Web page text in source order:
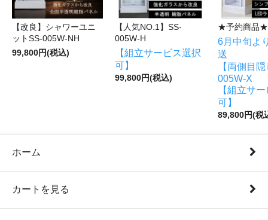
【改良】シャワーユニ
ットSS-005W-NH
99,800円(税込)
【人気NO.1】SS-
005W-H
【組立サービス選択
可】
99,800円(税込)
★予約商品★
6月中旬よ
送
【両側目
005W-X
【組立サ
可】
89,800円(税
ホーム
カートを見る